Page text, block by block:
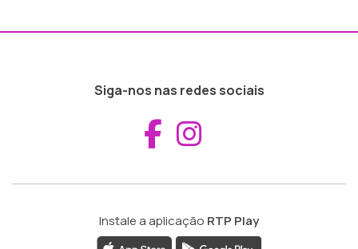
Siga-nos nas redes sociais
Aceder ao
Instale a aplicação RTP Play